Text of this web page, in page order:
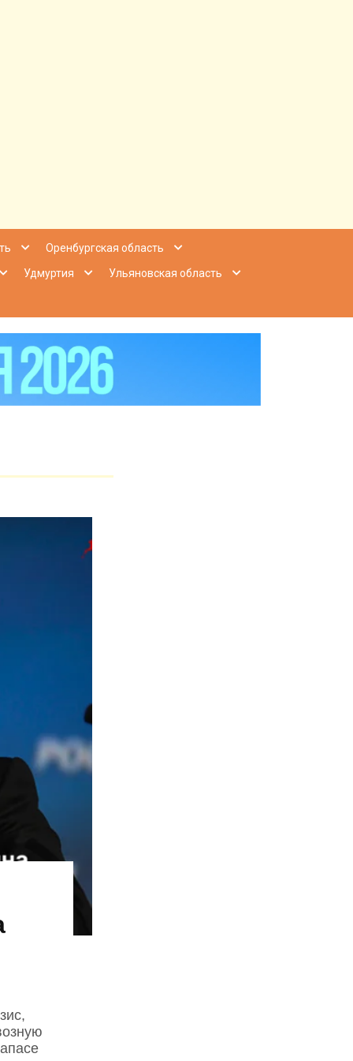
Приволжье
Оренбургская область
Удмуртия
Ульяновская область